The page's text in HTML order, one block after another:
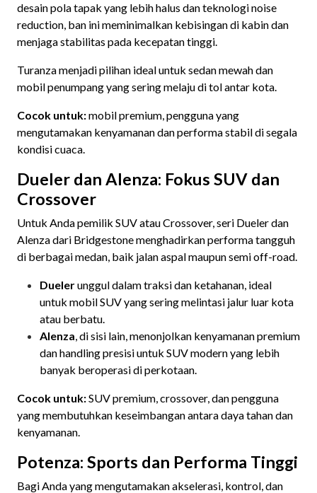
desain pola tapak yang lebih halus dan teknologi noise
reduction, ban ini meminimalkan kebisingan di kabin dan
menjaga stabilitas pada kecepatan tinggi.
Turanza menjadi pilihan ideal untuk sedan mewah dan
mobil penumpang yang sering melaju di tol antar kota.
Cocok untuk:mobil premium, pengguna yang
mengutamakan kenyamanan dan performa stabil di segala
kondisi cuaca.
Dueler dan Alenza: Fokus SUV dan
Crossover
Untuk Anda pemilik SUV atau Crossover, seri Dueler dan
Alenza dari Bridgestone menghadirkan performa tangguh
di berbagai medan, baik jalan aspal maupun semi off-road.
Duelerunggul dalam traksi dan ketahanan, ideal
untuk mobil SUV yang sering melintasi jalur luar kota
atau berbatu.
Alenza, di sisi lain, menonjolkan kenyamanan premium
dan handling presisi untuk SUV modern yang lebih
banyak beroperasi di perkotaan.
Cocok untuk:SUV premium, crossover, dan pengguna
yang membutuhkan keseimbangan antara daya tahan dan
kenyamanan.
Potenza: Sports dan Performa Tinggi
Bagi Anda yang mengutamakan akselerasi, kontrol, dan